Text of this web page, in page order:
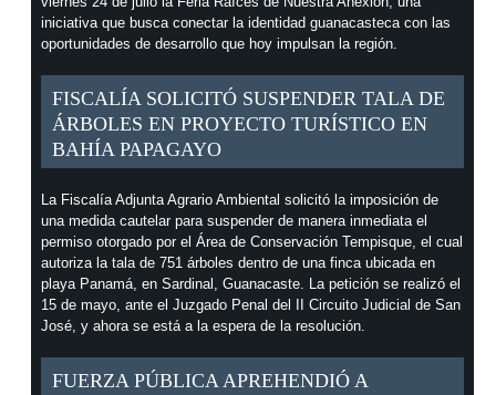
iniciativa que busca conectar la identidad guanacasteca con las
oportunidades de desarrollo que hoy impulsan la región.
FISCALÍA SOLICITÓ SUSPENDER TALA DE
ÁRBOLES EN PROYECTO TURÍSTICO EN
BAHÍA PAPAGAYO
La Fiscalía Adjunta Agrario Ambiental solicitó la imposición de
una medida cautelar para suspender de manera inmediata el
permiso otorgado por el Área de Conservación Tempisque, el cual
autoriza la tala de 751 árboles dentro de una finca ubicada en
playa Panamá, en Sardinal, Guanacaste. La petición se realizó el
15 de mayo, ante el Juzgado Penal del II Circuito Judicial de San
José, y ahora se está a la espera de la resolución.
FUERZA PÚBLICA APREHENDIÓ A